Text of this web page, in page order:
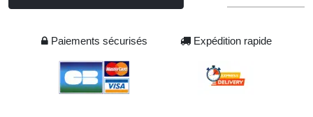
Paiements sécurisés Expédition rapide